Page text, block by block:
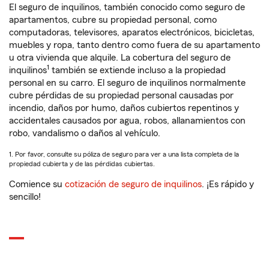
El seguro de inquilinos, también conocido como seguro de
apartamentos, cubre su propiedad personal, como
computadoras, televisores, aparatos electrónicos, bicicletas,
muebles y ropa, tanto dentro como fuera de su apartamento
u otra vivienda que alquile. La cobertura del seguro de
inquilinos1 también se extiende incluso a la propiedad
personal en su carro. El seguro de inquilinos normalmente
cubre pérdidas de su propiedad personal causadas por
incendio, daños por humo, daños cubiertos repentinos y
accidentales causados por agua, robos, allanamientos con
robo, vandalismo o daños al vehículo.
1. Por favor, consulte su póliza de seguro para ver a una lista completa de la
propiedad cubierta y de las pérdidas cubiertas.
Comience su cotización de seguro de inquilinos. ¡Es rápido y
sencillo!